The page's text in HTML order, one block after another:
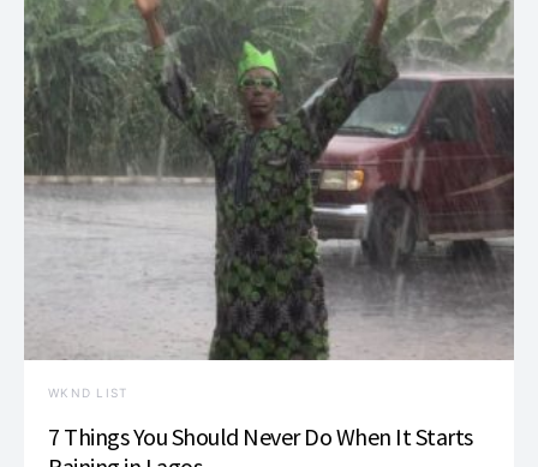
WKND LIST
7 Things You Should Never Do When It Starts